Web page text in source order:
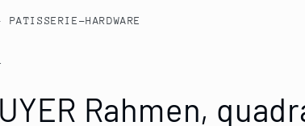
PATISSERIE-HARDWARE
Rahmen,